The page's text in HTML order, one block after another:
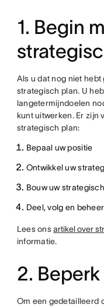
1. Begin
Als u dat nog niet
strategisch plan. U
langetermijndoelen
kunt uitwerken. Er zijn
strategisch plan:
Bepaal uw positie
Ontwikkel uw
Bouw uw
Deel, volg en
Lees onsartikel over
informatie.
2.
Om een gedetailleerd